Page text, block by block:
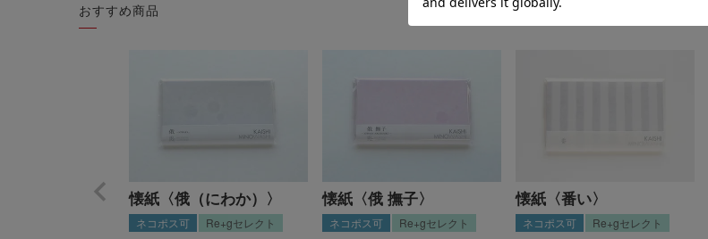
おすすめ商品
懐紙〈俄（にわか）〉
ネコポス可 Re+gセレクト
懐紙〈俄 撫子〉
ネコポス可 Re+gセレクト
懐紙〈番い〉
ネコポス可 Re+gセレクト